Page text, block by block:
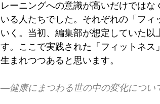
レーニングへの意識が高いだけでは
いる人たちでした。それぞれの「フ
いく。当初、編集部が想定していた
す。ここで実践された「フィットネ
生まれつつあると思います。
―健康にまつわる世の中の変化につい